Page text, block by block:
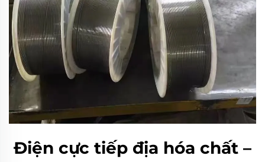
Điện cực tiếp địa hóa chất –